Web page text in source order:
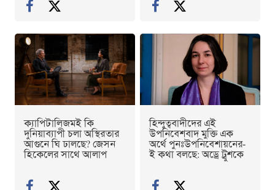
ক্যাপিটালিজমই কি
দুনিয়াব্যাপী চলা অস্থিরতার
আগুনে ঘি ঢালছে? জেসন
হিকেলের সাথে আলাপ
হিন্দুত্ববাদীদের এই
উপনিবেশবাদ মুক্তি এক
অর্থে পুনঃউপনিবেশায়নের-
ই কথা বলছে: অড্রে ট্রুশকে